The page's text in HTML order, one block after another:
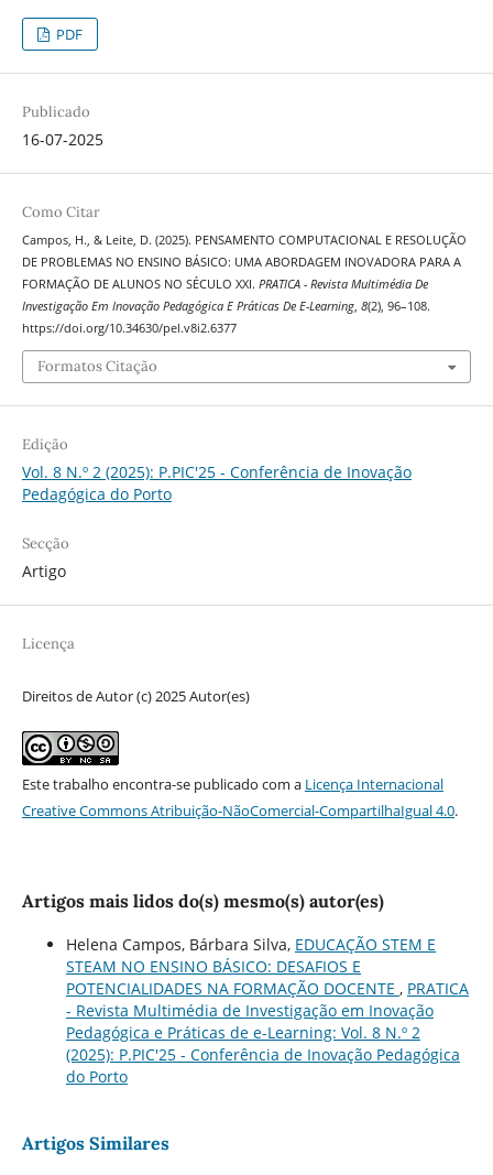
PDF
Publicado
16-07-2025
Como Citar
Campos, H., & Leite, D. (2025). PENSAMENTO COMPUTACIONAL E RESOLUÇÃO
DE PROBLEMAS NO ENSINO BÁSICO: UMA ABORDAGEM INOVADORA PARA A
FORMAÇÃO DE ALUNOS NO SÉCULO XXI. PRATICA - Revista Multimédia De
Investigação Em Inovação Pedagógica E Práticas De E-Learning, 8(2), 96–108.
https://doi.org/10.34630/pel.v8i2.6377
Formatos Citação
Edição
Vol. 8 N.º 2 (2025): P.PIC'25 - Conferência de Inovação
Pedagógica do Porto
Secção
Artigo
Licença
Direitos de Autor (c) 2025 Autor(es)
Este trabalho encontra-se publicado com a Licença Internacional
Creative Commons Atribuição-NãoComercial-CompartilhaIgual 4.0.
Artigos mais lidos do(s) mesmo(s) autor(es)
Helena Campos, Bárbara Silva, EDUCAÇÃO STEM E
STEAM NO ENSINO BÁSICO: DESAFIOS E
POTENCIALIDADES NA FORMAÇÃO DOCENTE , PRATICA
- Revista Multimédia de Investigação em Inovação
Pedagógica e Práticas de e-Learning: Vol. 8 N.º 2
(2025): P.PIC'25 - Conferência de Inovação Pedagógica
do Porto
Artigos Similares